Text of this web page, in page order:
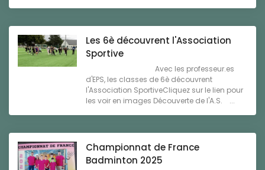
Les 6è découvrent l'Association
Sportive
Avec les professeur.es
d'EPS, les classes de 6è découvrent
l'Association SportiveCliquez sur le lien pour
les voir en images Découverte de l'A.S. ...
Championnat de France
Badminton 2025